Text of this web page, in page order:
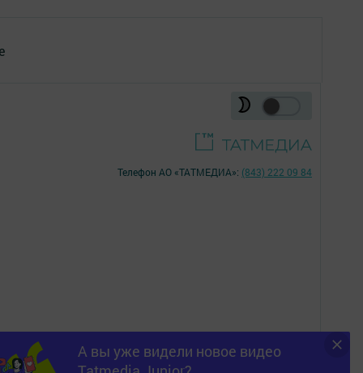
А вы уже видели новое видео
Телефон АО «ТАТМЕДИА»: (843) 222 09 84